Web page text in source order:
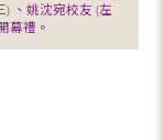
) 、姚沈宛校友 (左
幕禮。